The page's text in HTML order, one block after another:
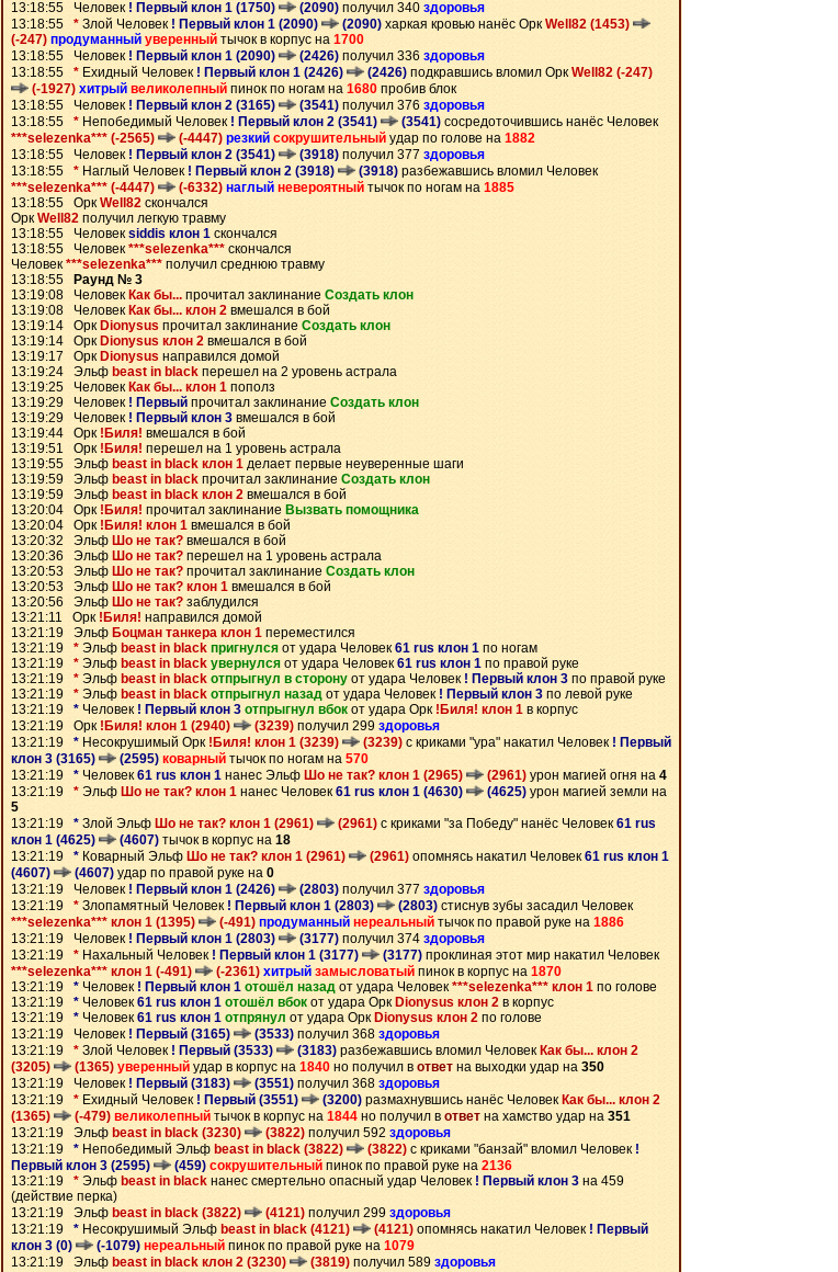
13:18:55 Человек ! Первый клон 1 (1750) (2090) получил 340 здоровья
13:18:55 * Злой Человек ! Первый клон 1 (2090) (2090) харкая кровью нанёс Орк Well82 (1453)
(-247) продуманный уверенный тычок в корпус на 1700
13:18:55 Человек ! Первый клон 1 (2090) (2426) получил 336 здоровья
13:18:55 * Ехидный Человек ! Первый клон 1 (2426) (2426) подкравшись вломил ОркWell82 (-247)
(-1927) хитрый великолепный пинок по ногам на 1680 пробив блок
13:18:55 Человек ! Первый клон 2 (3165) (3541) получил 376 здоровья
13:18:55 * Непобедимый Человек ! Первый клон 2 (3541) (3541) сосредоточившись нанёс Человек
***selezenka*** (-2565)
(-4447) резкий сокрушительный удар по голове на 1882
13:18:55 Человек ! Первый клон 2 (3541) (3918) получил 377 здоровья
13:18:55 * Наглый Человек ! Первый клон 2 (3918) (3918) разбежавшись вломил Человек
***selezenka*** (-4447)
(-6332) наглый невероятный тычок по ногам на 1885
13:18:55 ОркWell82 скончался
ОркWell82 получил легкую травму
13:18:55 Человекsiddis клон 1 скончался
13:18:55 Человек ***selezenka*** скончался
Человек***selezenka*** получил среднюю травму
13:18:55
Раунд № 3
13:19:08 Человек Как бы... прочитал заклинание Создать клон
13:19:08 Человек Как бы... клон 2 вмешался в бой
13:19:14 Орк Dionysus прочитал заклинание Создать клон
13:19:14 Орк Dionysus клон 2 вмешался в бой
13:19:17 Орк Dionysus направился домой
13:19:24 Эльф beast in black перешел на 2 уровень астрала
13:19:25 Человек Как бы... клон 1 пополз
13:19:29 Человек ! Первый прочитал заклинание Создать клон
13:19:29 Человек ! Первый клон 3 вмешался в бой
13:19:44 Орк !Биля! вмешался в бой
13:19:51 Орк !Биля! перешел на 1 уровень астрала
13:19:55 Эльф beast in black клон 1 делает первые неуверенные шаги
13:19:59 Эльф beast in black прочитал заклинание Создать клон
13:19:59 Эльф beast in black клон 2 вмешался в бой
13:20:04 Орк !Биля! прочитал заклинание Вызвать помощника
13:20:04 Орк !Биля! клон 1 вмешался в бой
13:20:32 Эльф Шо не так? вмешался в бой
13:20:36 Эльф Шо не так? перешел на 1 уровень астрала
13:20:53 Эльф Шо не так? прочитал заклинание Создать клон
13:20:53 Эльф Шо не так? клон 1 вмешался в бой
13:20:56 Эльф Шо не так? заблудился
13:21:11 Орк !Биля! направился домой
13:21:19 Эльф Боцман танкера клон 1 переместился
13:21:19 * Эльф beast in black пригнулся от удара Человек61 rus клон 1 по ногам
13:21:19 * Эльф beast in black увернулся от удара Человек61 rus клон 1 по правой руке
13:21:19 * Эльф beast in black отпрыгнул в сторону от удара Человек ! Первый клон 3 по правой руке
13:21:19 * Эльф beast in black отпрыгнул назад от удара Человек ! Первый клон 3 по левой руке
13:21:19 * Человек ! Первый клон 3 отпрыгнул вбок от удара Орк !Биля! клон 1 в корпус
13:21:19 Орк !Биля! клон 1 (2940) (3239) получил 299 здоровья
13:21:19 * Несокрушимый Орк !Биля! клон 1 (3239) (3239) с криками "ура" накатил Человек ! Первый
клон 3 (3165)
(2595) коварный тычок по ногам на 570
13:21:19 * Человек61 rus клон 1 нанес Эльф Шо не так? клон 1 (2965) (2961) урон магией огня на 4
13:21:19 * Эльф Шо не так? клон 1 нанес Человек61 rus клон 1 (4630) (4625) урон магией земли на
5
13:21:19 * Злой Эльф Шо не так? клон 1 (2961) (2961) с криками "за Победу" нанёс Человек 61 rus
клон 1 (4625)
(4607) тычок в корпус на 18
13:21:19 * Коварный Эльф Шо не так? клон 1 (2961) (2961) опомнясь накатил Человек61 rus клон 1
(4607)
(4607) удар по правой руке на 0
13:21:19 Человек ! Первый клон 1 (2426) (2803) получил 377 здоровья
13:21:19 * Злопамятный Человек ! Первый клон 1 (2803) (2803) стиснув зубы засадил Человек
***selezenka*** клон 1 (1395)
(-491) продуманный нереальный тычок по правой руке на 1886
13:21:19 Человек ! Первый клон 1 (2803) (3177) получил 374 здоровья
13:21:19 * Нахальный Человек ! Первый клон 1 (3177) (3177) проклиная этот мир накатил Человек
***selezenka*** клон 1 (-491)
(-2361) хитрый замысловатый пинок в корпус на 1870
13:21:19 * Человек ! Первый клон 1 отошёл назад от удара Человек***selezenka*** клон 1 по голове
13:21:19 * Человек61 rus клон 1 отошёл вбок от удара Орк Dionysus клон 2 в корпус
13:21:19 * Человек 61 rus клон 1 отпрянул от удара Орк Dionysus клон 2 по голове
13:21:19 Человек ! Первый (3165) (3533) получил 368 здоровья
13:21:19 * Злой Человек ! Первый (3533) (3183) разбежавшись вломил Человек Как бы... клон 2
(3205)
(1365) уверенный удар в корпус на 1840 но получил в ответ на выходки удар на 350
13:21:19 Человек ! Первый (3183) (3551) получил 368 здоровья
13:21:19 * Ехидный Человек ! Первый (3551) (3200) размахнувшись нанёс Человек Как бы... клон 2
(1365)
(-479) великолепный тычок в корпус на 1844 но получил в ответ на хамство удар на 351
13:21:19 Эльф beast in black (3230) (3822) получил 592 здоровья
13:21:19 * Непобедимый Эльф beast in black (3822) (3822) с криками "банзай" вломил Человек !
Первый клон 3 (2595)
(459) сокрушительный пинок по правой руке на 2136
13:21:19 * Эльф beast in black нанес смертельно опасный удар Человек ! Первый клон 3 на 459
(действие перка)
13:21:19 Эльф beast in black (3822) (4121) получил 299 здоровья
13:21:19 * Несокрушимый Эльф beast in black (4121) (4121) опомнясь накатил Человек ! Первый
клон 3 (0)
(-1079) нереальный пинок по правой руке на 1079
13:21:19 Эльф beast in black клон 2 (3230) (3819) получил 589 здоровья